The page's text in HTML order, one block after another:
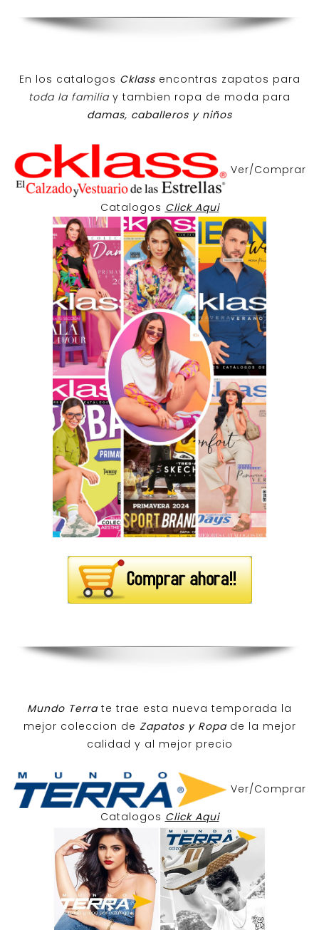
En los catalogos Cklass encontras zapatos para
toda la familiay tambien ropa de moda para
damas, caballeros y niños
Ver/Comprar
Catalogos Click Aqui
Mundo Terra te trae esta nueva temporada la
mejor coleccion de Zapatos y Ropa de la mejor
calidad y al mejor precio
Ver/Comprar
Catalogos Click Aqui